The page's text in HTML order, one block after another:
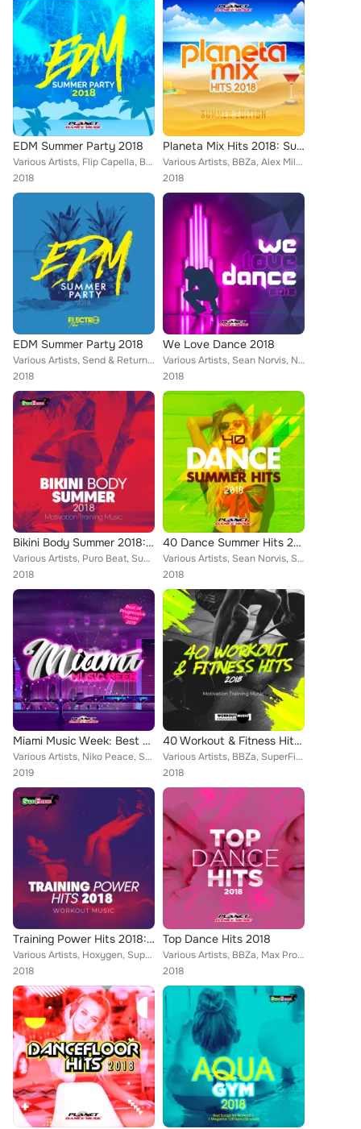
EDM Summer Party 2018
Various Artists, Flip Capella, Bulljay, Alka & Feiv, Candy Clvb, Distortive, Axer, Alpha Squad, RnY, Ryan Housewell, Zootah, Cri...
2018
Planeta Mix Hits 2018: Summer Edition
Various Artists, BBZa, Alex Milani, Patrick Metzker, Miani, Fedo Mora, Southree, Deep Emotion, The Coolbreezers, Axer, Geo Da Si...
2018
EDM Summer Party 2018
Various Artists, Send & Return, Eros Pandi, Samma, Spikaa, Axer, Takahiro Yoshihira, Audioboy, Alpha Squad, Geordo, Ryan Housewe...
2018
We Love Dance 2018
Various Artists, Sean Norvis, Niko Peace, LocoDJ, Tall & Small, Chris Lain, Fedo Mora, Mike Maiden, Klissmoon, Michael Fall, Dee...
2018
Bikini Body Summer 2018: Motivation Training Music
Various Artists, Puro Beat, SuperFitness, Copamore, Southree, Michael Fall, Deep Emotion, The Coolbreezers, Axer, Idin Gorji, Ch...
2018
40 Dance Summer Hits 2018
Various Artists, Sean Norvis, Samma, Patrick Metzker, Fedo Mora, Axer, Audioboy, Alpha Squad, Dani Corbalan, Ryan Housewell, Bes...
2018
Miami Music Week: Best Of Progressive House 2019
Various Artists, Niko Peace, Stefano Sorge, Erdem Gul, Harlie & Charper, Alex Milani, Tall & Small, Chris Lain, Stephan Vegas, M...
2019
40 Workout & Fitness Hits 2018: Motivation Training Music
Various Artists, BBZa, SuperFitness, Alex Milani, Bulljay, Miani, Alka & Feiv, Hard EDM Workout, Rene Rodrigezz, Michael Fall, D...
2018
Training Power Hits 2018: Workout Music
Various Artists, Hoxygen, SuperFitness, Alex Milani, Bulljay, Patrick Metzker, Southree, Mellina, Deep Emotion, Axer, Idin Gorji...
2018
Top Dance Hits 2018
Various Artists, BBZa, Max Pross, Martial Flowz, Sean Norvis, Niko Peace, Patrick Metzker, Fedo Mora, Mike Maiden, Michael Fall,...
2018